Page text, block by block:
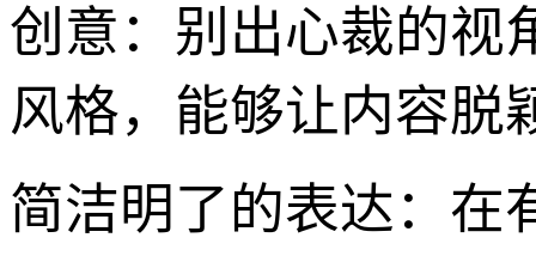
创意：别出心裁的视
风格，能够让内容脱
简洁明了的表达：在